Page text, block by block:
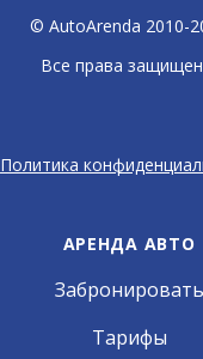
© AutoArenda 2010-
Все права
Политика
АРЕНДА АВТО
Забронировать
Тарифы